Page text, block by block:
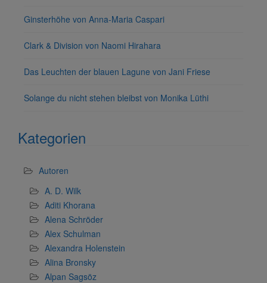
Ginsterhöhe von Anna-Maria Caspari
Clark & Division von Naomi Hirahara
Das Leuchten der blauen Lagune von Jani Friese
Solange du nicht stehen bleibst von Monika Lüthi
Kategorien
Autoren
A. D. Wilk
Aditi Khorana
Alena Schröder
Alex Schulman
Alexandra Holenstein
Alina Bronsky
Alpan Sagsöz